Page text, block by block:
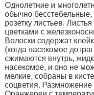
Однолетние и
обычно
розетку листьев.
цветками с
Волоски содержат
(когда насекомое
сжимаются внутрь,
насекомое, и оно не
мелкие, собраны в
соцветия.